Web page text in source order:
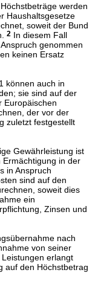
werden
Haushaltsgesetze
soweit der Bund
2In diesem Fall
genommen
keinen Ersatz
können auch in
sie sind auf der
Europäischen
der vor der
zuletzt festgestellt
Gewährleistung ist
in der
in Anspruch
sind auf den
soweit dies
ein
Zinsen und
nach
von seiner
erlangt
auf den Höchstbetrag